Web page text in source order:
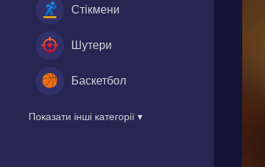
Стікмени
Шутери
Баскетбол
Показати інші категорії ▾